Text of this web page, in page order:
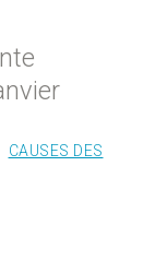
CAUSES DES